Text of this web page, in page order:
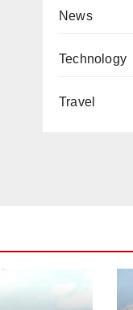
News
Technology
Travel